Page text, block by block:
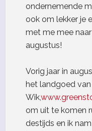
ondernemende
ook om lekker je
met me mee
augustus!
Vorig jaar in
het landgoed
Wik,
om uit te komen
destijds en ik